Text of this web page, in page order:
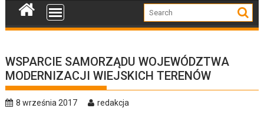
WSPARCIE SAMORZĄDU WOJEWÓDZTWA
MODERNIZACJI WIEJSKICH TERENÓW
8 września 2017 redakcja